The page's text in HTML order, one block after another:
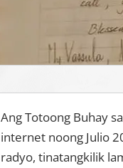
Ang Totoong Buhay
internet noong Julio
radyo, tinatangkilik